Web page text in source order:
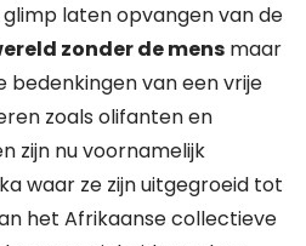
laten opvangen van de
zonder de mens maar
bedenkingen van een vrije
zoals olifanten en
zijn nu voornamelijk
waar ze zijn uitgegroeid tot
het Afrikaanse collectieve